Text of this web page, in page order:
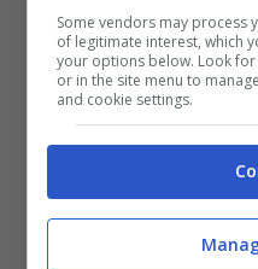
Quello che
inglese , classe
Giorgio non
per inseguire il suo
allora, sono una
lavoro e
Some vendors may process
of legitimate interest, which
your options below. Look
or in the site menu to
and cookie settings.